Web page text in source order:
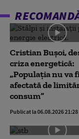
Cristian Bușoi,
criza energetică:
„Populația nu va
afectată de
consum”
Publicat la 06.08.2026 21:28